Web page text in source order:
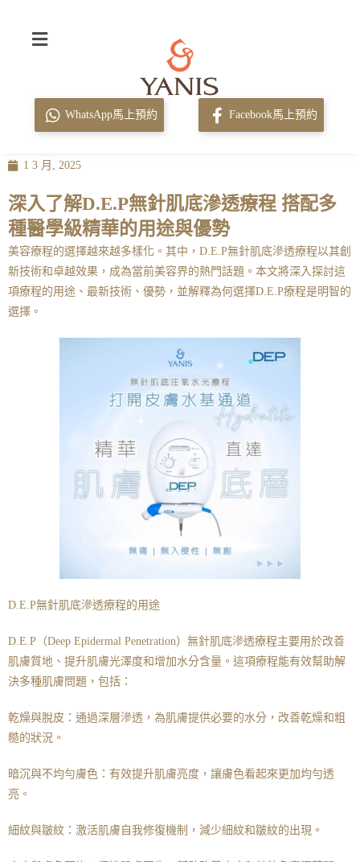
WhatsApp馬上預約 Facebook馬上預約
1 3 月, 2025
深入了解D.E.P無針肌底滲透療程 搭配多
種醫學級精華的用途與優勢
美容療程的選擇越來越多樣化。其中，D.E.P無針肌底滲透療程以其創
新技術和卓越效果，成為當前美容界的熱門話題。本文將深入探討這
項療程的用途、最新技術、優勢，並解釋為何選擇D.E.P療程是明智的
選擇。
D.E.P無針肌底滲透療程的用途
D.E.P（Deep Epidermal Penetration）無針肌底滲透療程主要用於改善
肌膚質地、提升肌膚光澤度和增加水分含量。這項療程能有效幫助解
決多種肌膚問題，包括：
乾燥與脫皮：通過深層滲透，為肌膚提供必要的水分，改善乾燥和粗
糙的狀況。
暗沉與不均勻膚色：有效提升肌膚亮度，讓膚色看起來更加均勻透
亮。
細紋與皺紋：激活肌膚自我修復機制，減少細紋和皺紋的出現。